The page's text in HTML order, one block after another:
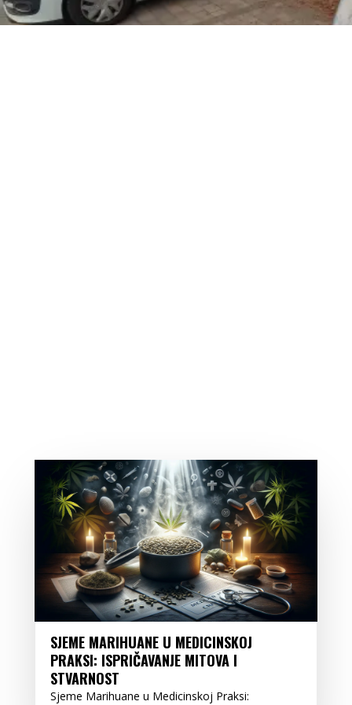
SJEME MARIHUANE U MEDICINSKOJ
PRAKSI: ISPRIČAVANJE MITOVA I
STVARNOST
Sjeme Marihuane u Medicinskoj Praksi: